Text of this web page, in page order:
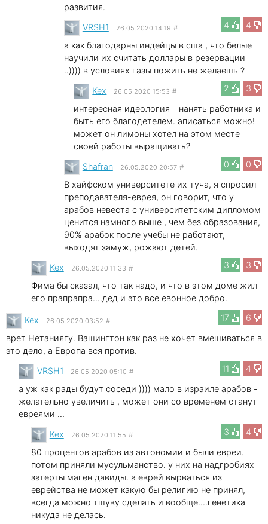
развития.
4
4
VRSH1 26.05.2020 14:19 #
а как благодарны индейцы в сша , что белые
научили их считать доллары в резервации
..)))) в условиях газы пожить не желаешь ?
2
3
Kex 26.05.2020 15:53 #
интересная идеология - нанять работника и
быть его благодетелем. аписаться можно!
может он лимоны хотел на этом месте
своей работы выращивать?
0
0
Shafran 26.05.2020 20:57 #
В хайфском университете их туча, я спросил
преподавателя-еврея, он говорит, что у
арабов невеста с университетским дипломом
ценится намного выше , чем без образования,
90% арабок после учебы не работают,
выходят замуж, рожают детей.
3
3
Kex 26.05.2020 11:33 #
Фима бы сказал, что так надо, и что в этом доме жил
его прапрапра....дед и это все евонное добро.
17
6
Kex 26.05.2020 03:52 #
врет Нетаниягу. Вашингтон как раз не хочет вмешиваться в
это дело, а Европа вся против.
11
4
VRSH1 26.05.2020 05:10 #
а уж как рады будут соседи )))) мало в израиле арабов -
желательно увеличить , может они со временем станут
евреями ...
3
4
Kex 26.05.2020 11:55 #
80 процентов арабов из автономии и были евреи.
потом приняли мусульманство. у них на надгробиях
затерты маген давиды. а еврей вырваться из
еврейства не может какую бы религию не принял,
всегда можно тшуву сделать и вообще....генетика
никуда не делась.